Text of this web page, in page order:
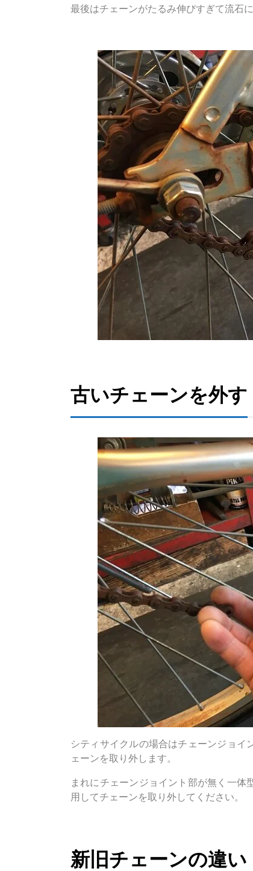
最後はチェーンがたるみ伸びすぎて流石
古いチェーンを外す
シティサイクルの場合はチェーンジョイ
ェーンを取り外します。
まれにチェーンジョイント部が無く一
用してチェーンを取り外してください。
新旧チェーンの違い